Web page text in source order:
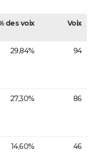
des voix Voix
29,84% 94
27,30% 86
14,60% 46